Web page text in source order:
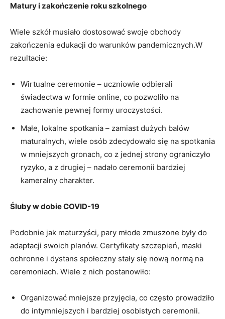
Matury i zakończenie roku szkolnego
Wiele ​szkół musiało dostosować swoje obchody
zakończenia edukacji ⁤do warunków pandemicznych.W
rezultacie:
Wirtualne ceremonie – uczniowie odbierali
świadectwa⁣ w formie online, co pozwoliło na
zachowanie pewnej ⁤formy uroczystości.
Małe, ‌lokalne spotkania – zamiast dużych balów
maturalnych, wiele ‍osób zdecydowało się na spotkania
w mniejszych gronach, co z jednej strony ograniczyło
ryzyko, a z drugiej – ‌nadało ceremonii bardziej
kameralny charakter.
Śluby w dobie COVID-19
Podobnie jak maturzyści, pary młode zmuszone były do
adaptacji swoich planów. Certyfikaty szczepień, maski
ochronne i dystans społeczny stały się ⁣nową normą na
ceremoniach. Wiele z nich postanowiło:
Organizować​ mniejsze przyjęcia, co często ​prowadziło
do intymniejszych i bardziej osobistych‌ ceremonii.